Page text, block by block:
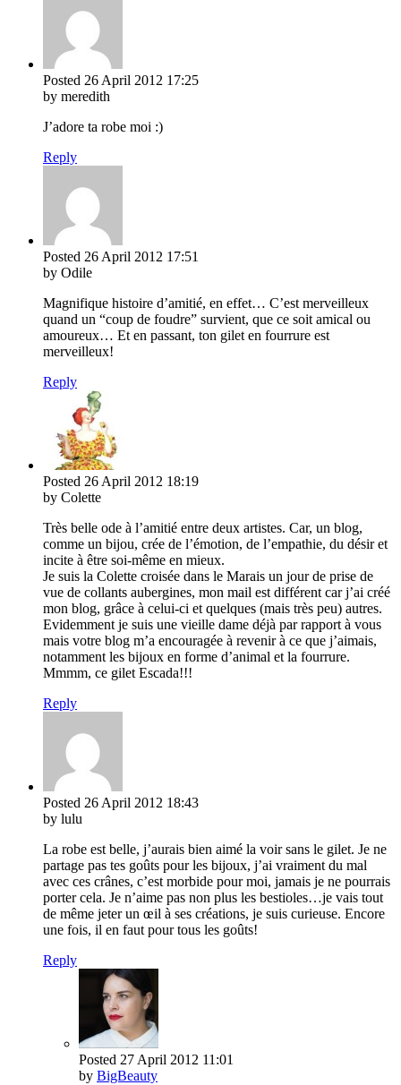
Posted 26 April 2012 17:25
by meredith
J’adore ta robe moi :)
Reply
Posted 26 April 2012 17:51
by Odile
Magnifique histoire d’amitié, en effet… C’est merveilleux
quand un “coup de foudre” survient, que ce soit amical ou
amoureux… Et en passant, ton gilet en fourrure est
merveilleux!
Reply
Posted 26 April 2012 18:19
by Colette
Très belle ode à l’amitié entre deux artistes. Car, un blog,
comme un bijou, crée de l’émotion, de l’empathie, du désir et
incite à être soi-même en mieux.
Je suis la Colette croisée dans le Marais un jour de prise de
vue de collants aubergines, mon mail est différent car j’ai créé
mon blog, grâce à celui-ci et quelques (mais très peu) autres.
Evidemment je suis une vieille dame déjà par rapport à vous
mais votre blog m’a encouragée à revenir à ce que j’aimais,
notamment les bijoux en forme d’animal et la fourrure.
Mmmm, ce gilet Escada!!!
Reply
Posted 26 April 2012 18:43
by lulu
La robe est belle, j’aurais bien aimé la voir sans le gilet. Je ne
partage pas tes goûts pour les bijoux, j’ai vraiment du mal
avec ces crânes, c’est morbide pour moi, jamais je ne pourrais
porter cela. Je n’aime pas non plus les bestioles…je vais tout
de même jeter un œil à ses créations, je suis curieuse. Encore
une fois, il en faut pour tous les goûts!
Reply
Posted 27 April 2012 11:01
by BigBeauty